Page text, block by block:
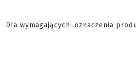
Dla wymagających: oznaczenia